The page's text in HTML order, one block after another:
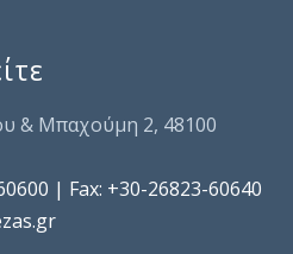
& Μπαχούμη 2, 48100
| Fax: +30-26823-60640